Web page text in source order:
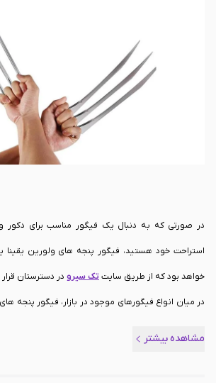
فیگور پنجه های ولورین یک نقطه کانونی در دکوراسیون
در صورتی که به دنبال یک فیگور مناسب برای دکور و
استراحت خود هستید، فیگور پنجه های ولورین یقینا
خواهد بود که از طریق سایت تک سیرو در دسترستان
در میان انواع فیگورهای موجود در بازار، فیگور پنجه
مشاهده بیشتر